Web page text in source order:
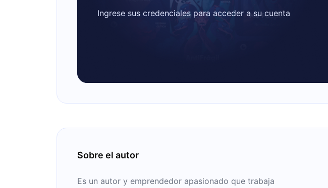
Ingrese sus credenciales para acceder a su cuenta
Sobre el autor
Es un autor y emprendedor apasionado que trabaja